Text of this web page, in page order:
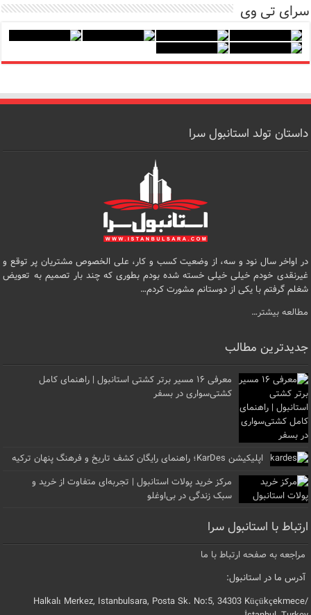
سرای تی وی
داستان تولد استانبول سرا
در اواخر سال نود و سه، از وضعیت کسب و کار، علی الخصوص مشتریان پر توقع و
غیرنقدی خودم خیلی خیلی خسته شده بودم بطوری که چند بار تصمیم به تعویض
شغلم گرفتم با یکی از دوستانم مشورت کردم…
مطالعه بیشتر…
جدیدترین مطالب
معرفی ۱۶ مسیر برتر کشتی استانبول | راهنمای کامل
کشتی‌سواری در بسفر
اپلیکیشن KarDes؛ راهنمای رایگان کشف تاریخ و فرهنگ پنهان ترکیه
مرکز خرید پولات استانبول | تجربه‌ای متفاوت از خرید و
سبک زندگی در بی‌اوغلو
ارتباط با استانبول سرا
مراجعه به صفحه ارتباط با ما
آدرس ما در استانبول:
Halkalı Merkez, Istanbulsara, Posta Sk. No:5, 34303 Küçükçekmece/